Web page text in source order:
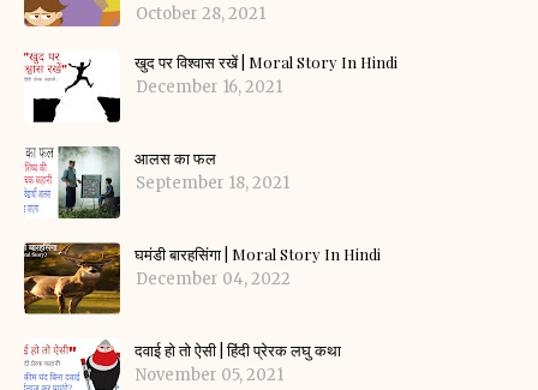
October 28, 2021
खुद पर विश्वास रखें | Moral Story In Hindi
December 16, 2021
आलस का फल
September 18, 2021
घमंडी बारहसिंगा | Moral Story In Hindi
December 04, 2022
दवाई हो तो ऐसी | हिंदी प्रेरक लघु कथा
November 05, 2021